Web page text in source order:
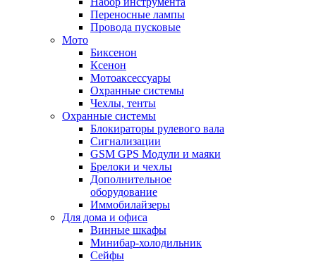
Переносные лампы
Провода пусковые
Мото
Биксенон
Ксенон
Мотоаксессуары
Охранные системы
Чехлы, тенты
Охранные системы
Блокираторы рулевого вала
Сигнализации
GSM GPS Модули и маяки
Брелоки и чехлы
Дополнительное
оборудование
Иммобилайзеры
Для дома и офиса
Винные шкафы
Минибар-холодильник
Сейфы